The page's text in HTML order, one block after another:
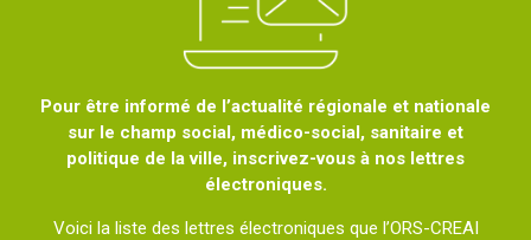
Pour être informé de l’actualité régionale et nationale
sur le champ social, médico-social, sanitaire et
politique de la ville, inscrivez-vous à nos lettres
électroniques.
Voici la liste des lettres électroniques que l’ORS-CREAI